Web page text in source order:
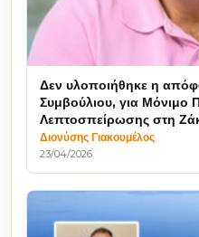
Δεν υλοποιήθηκε η
Συμβούλιου, για Μόνιμο
Λεπτοσπείρωσης στη
Διονύσης Γιακουμέλος
23/04/2026